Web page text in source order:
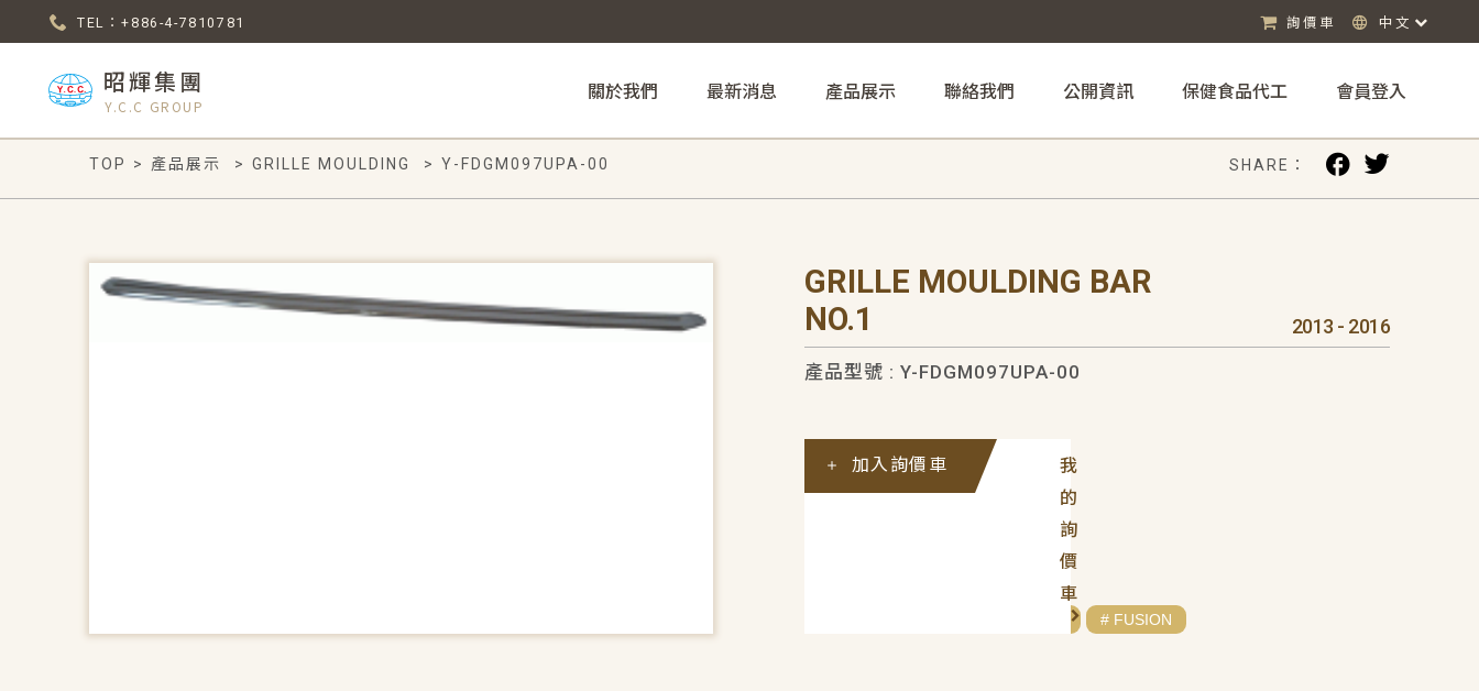
TEL：+886-4-7810781 詢價車 中文
昭輝集團
Y.C.C GROUP
關於我們 最新消息 產品展示 聯絡我們 公開資訊 保健食品代工 會員登入
TOP > 產品展示 > GRILLE MOULDING > Y-FDGM097UPA-00 SHARE：
GRILLE MOULDING BAR
NO.1
2013 - 2016
產品型號 : Y-FDGM097UPA-00
我
的
詢
價
車
加入詢價車
# FUSION